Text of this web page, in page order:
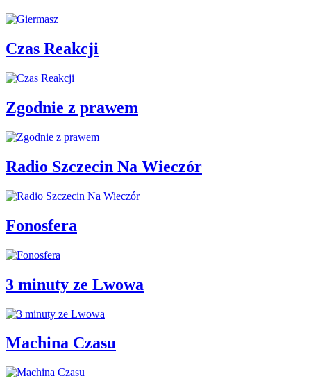
Czas Reakcji
Zgodnie z prawem
Radio Szczecin Na Wieczór
Fonosfera
3 minuty ze Lwowa
Machina Czasu